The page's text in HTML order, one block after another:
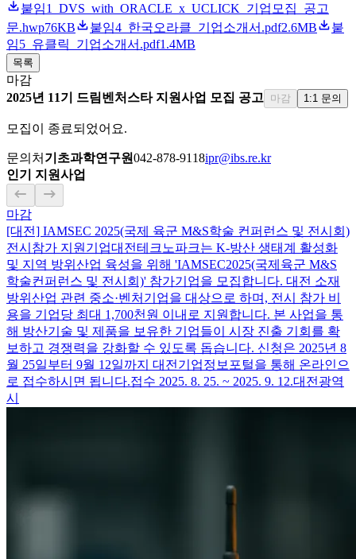
붙임1_DVS_with_ORACLE_x_UCLICK_기업모집_공고
문.hwp76KB 붙임4_한국오라클_기업소개서.pdf2.6MB
붙
임5_유클릭_기업소개서.pdf1.4MB
목록
마감
2025년 11기 드림벤처스타 지원사업 모집 공고
마감 1:1 문의
모집이 종료되었어요.
문의처 기초과학연구원042-878-9118ipr@ibs.re.kr
인기 지원사업
마감
[대전] IAMSEC 2025(국제 육군 M&S학술 컨퍼런스 및 전시회)
전시참가 지원기업대전테크노파크는 K-방산 생태계 활성화
및 지역 방위산업 육성을 위해 'IAMSEC2025(국제육군 M&S
학술컨퍼런스 및 전시회)' 참가기업을 모집합니다. 대전 소재
방위산업 관련 중소·벤처기업을 대상으로 하며, 전시 참가 비
용을 기업당 최대 1,700천원 이내로 지원합니다. 본 사업을 통
해 방산기술 및 제품을 보유한 기업들이 시장 진출 기회를 확
보하고 경쟁력을 강화할 수 있도록 돕습니다. 신청은 2025년 8
월 25일부터 9월 12일까지 대전기업정보포털을 통해 온라인으
로 접수하시면 됩니다.접수 2025. 8. 25. ~ 2025. 9. 12.대전광역
시